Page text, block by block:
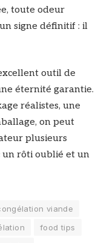
toute odeur
un signe définitif : il
outil de
éternité garantie.
réalistes, une
on peut
plusieurs
un rôti oublié et un
viande
food tips